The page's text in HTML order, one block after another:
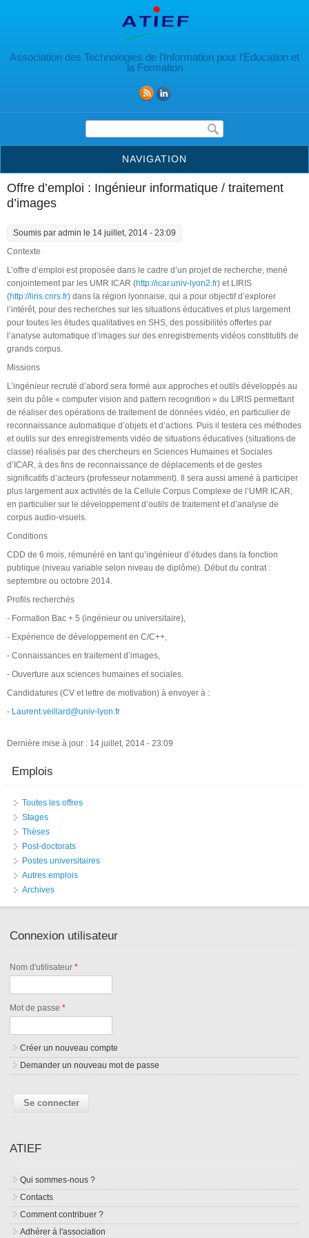
Association des Technologies de l’Information pour l’Education et
la Formation
Formulaire de recherche
NAVIGATION
Offre d’emploi : Ingénieur informatique / traitement
d’images
Soumis par admin le 14 juillet, 2014 - 23:09
Contexte
L’offre d’emploi est proposée dans le cadre d’un projet de recherche, mené
conjointement par les UMR ICAR (http://icar.univ-lyon2.fr) et LIRIS
(http://liris.cnrs.fr) dans la région lyonnaise, qui a pour objectif d’explorer
l’intérêt, pour des recherches sur les situations éducatives et plus largement
pour toutes les études qualitatives en SHS, des possibilités offertes par
l’analyse automatique d’images sur des enregistrements vidéos constitutifs de
grands corpus.
Missions
L’ingénieur recruté d’abord sera formé aux approches et outils développés au
sein du pôle « computer vision and pattern recognition » du LIRIS permettant
de réaliser des opérations de traitement de données vidéo, en particulier de
reconnaissance automatique d’objets et d’actions. Puis il testera ces méthodes
et outils sur des enregistrements vidéo de situations éducatives (situations de
classe) réalisés par des chercheurs en Sciences Humaines et Sociales
d’ICAR, à des fins de reconnaissance de déplacements et de gestes
significatifs d’acteurs (professeur notamment). Il sera aussi amené à participer
plus largement aux activités de la Cellule Corpus Complexe de l’UMR ICAR,
en particulier sur le développement d’outils de traitement et d’analyse de
corpus audio-visuels.
Conditions
CDD de 6 mois, rémunéré en tant qu’ingénieur d’études dans la fonction
publique (niveau variable selon niveau de diplôme). Début du contrat :
septembre ou octobre 2014.
Profils recherchés
- Formation Bac + 5 (ingénieur ou universitaire),
- Expérience de développement en C/C++,
- Connaissances en traitement d’images,
- Ouverture aux sciences humaines et sociales.
Candidatures (CV et lettre de motivation) à envoyer à :
- Laurent.veillard@univ-lyon.fr
Dernière mise à jour : 14 juillet, 2014 - 23:09
Emplois
Toutes les offres
Stages
Thèses
Post-doctorats
Postes universitaires
Autres emplois
Archives
Connexion utilisateur
Nom d'utilisateur*
Mot de passe*
Créer un nouveau compte
Demander un nouveau mot de passe
ATIEF
Qui sommes-nous ?
Contacts
Comment contribuer ?
Adhérer à l'association